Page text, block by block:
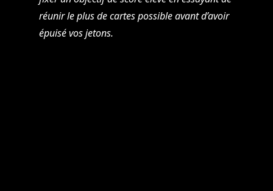
réunir le plus de cartes possible avant d’avoir
épuisé vos jetons.